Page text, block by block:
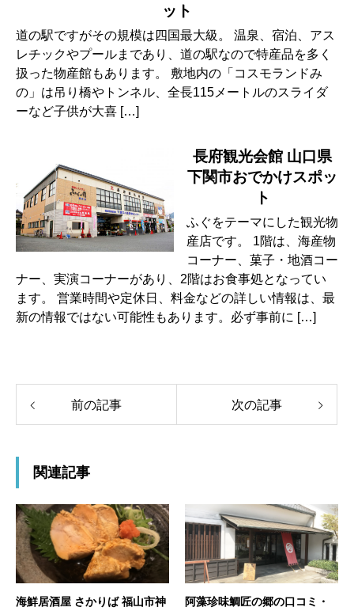
ット
道の駅ですがその規模は四国最大級。 温泉、宿泊、アス
レチックやプールまであり、道の駅なので特産品を多く
扱った物産館もあります。 敷地内の「コスモランドみ
の」は吊り橋やトンネル、全長115メートルのスライダ
ーなど子供が大喜 […]
長府観光会館 山口県
下関市おでかけスポッ
ト
ふぐをテーマにした観光物
産店です。 1階は、海産物
コーナー、菓子・地酒コー
ナー、実演コーナーがあり、2階はお食事処となってい
ます。 営業時間や定休日、料金などの詳しい情報は、最
新の情報ではない可能性もあります。必ず事前に […]
前の記事 次の記事
関連記事
海鮮居酒屋 さかりば 福山市神
阿藻珍味鯛匠の郷の口コミ・